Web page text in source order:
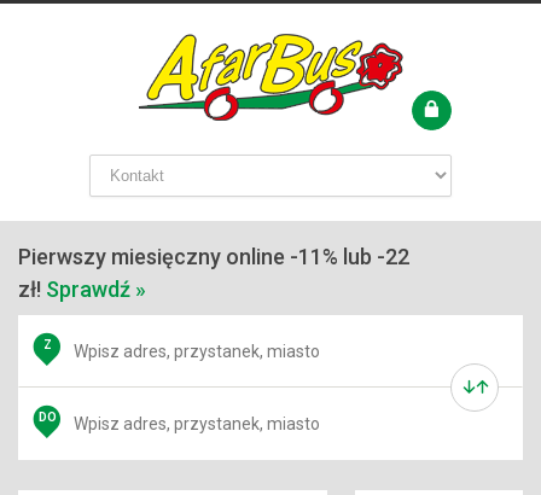
Pierwszy miesięczny online -11% lub -22
zł! Sprawdź »
Z
DO